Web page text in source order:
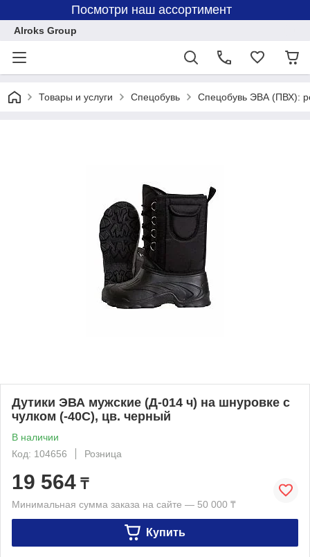
Посмотри наш ассортимент
Alroks Group
Товары и услуги Спецобувь Спецобувь ЭВА (ПВХ):
Дутики ЭВА мужские (Д-014 ч) на шнуровке с
чулком (-40С), цв. черный
В наличии
Код: 104656
Розница
19 564 ₸
Минимальная сумма заказа на сайте — 50 000 ₸
Купить